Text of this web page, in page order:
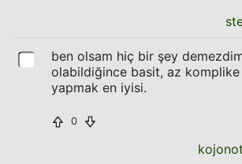
ben olsam hiç bir şey
olabildiğince basit, az komplike
yapmak en iyisi.
0